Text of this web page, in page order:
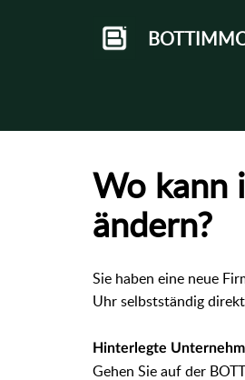
Wo kann
ändern?
Sie haben eine neue
Uhr selbstständig
Hinterlegte
Gehen Sie auf der